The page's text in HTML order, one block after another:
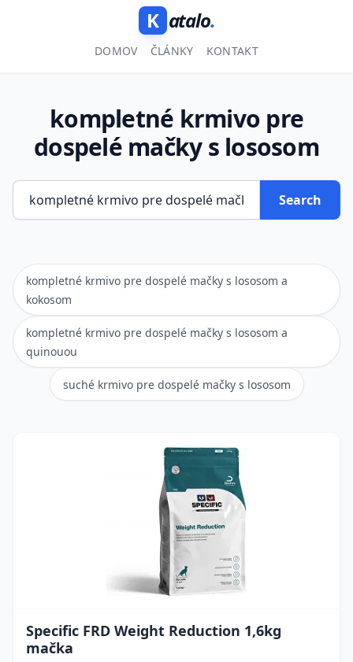
K atalo.
DOMOV ČLÁNKY KONTAKT
kompletné krmivo pre
dospelé mačky s lososom
Search
kompletné krmivo pre dospelé mačky s lososom a
kokosom
kompletné krmivo pre dospelé mačky s lososom a
quinouou
suché krmivo pre dospelé mačky s lososom
Specific FRD Weight Reduction 1,6kg
mačka